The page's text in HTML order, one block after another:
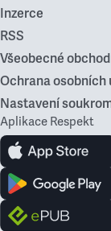
Inzerce
RSS
Všeobecné
Ochrana osobních
Nastavení
Aplikace Respekt